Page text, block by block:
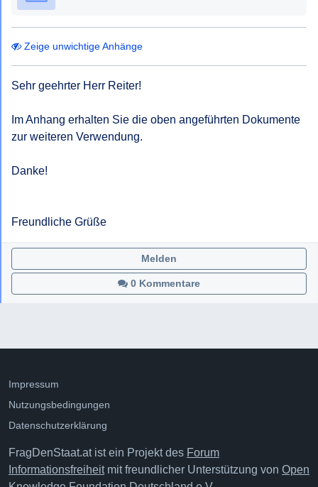
Zeige unwichtige Anhänge
Sehr geehrter Herr Reiter!
Im Anhang erhalten Sie die oben angeführten Dokumente
zur weiteren Verwendung.
Danke!
Freundliche Grüße
0 Kommentare
Melden
Impressum
Nutzungsbedingungen
Datenschutzerklärung
FragDenStaat.at ist ein Projekt des Forum
Informationsfreiheitmit freundlicher Unterstützung von Open